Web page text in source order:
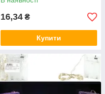
16,34 ₴
Купити